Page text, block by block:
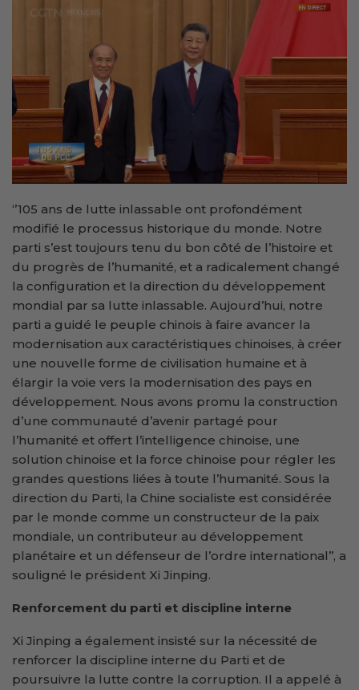
‘’105 ans de lutte inlassable ont profondément
modifié le processus historique du monde. Notre
parti s’est toujours tenu du bon côté de l’histoire et
du progrès de l’humanité, et a radicalement changé
la configuration et la direction du développement
mondial par sa lutte inlassable. Aujourd’hui, notre
parti a guidé le peuple chinois à faire avancer la
modernisation aux caractéristiques chinoises, à créer
une nouvelle forme de civilisation humaine et à
élargir la voie vers la modernisation des pays en
développement. Nous avons promu la construction
d’une communauté d’avenir partagé pour
l’humanité et offert l’intelligence chinoise, une
solution chinoise et la force chinoise pour régler les
grandes questions liées à toute l’humanité. Sous la
direction du Parti, la Chine socialiste est considérée
par le monde comme un constructeur de la paix
mondiale, un contributeur au développement
planétaire et un défenseur de l’ordre international’’, a
souligné le président Xi Jinping.
Renforcement du parti et discipline interne
Xi Jinping a également insisté sur la nécessité de
renforcer la discipline interne du Parti et de
poursuivre la lutte contre la corruption. Il a appelé à